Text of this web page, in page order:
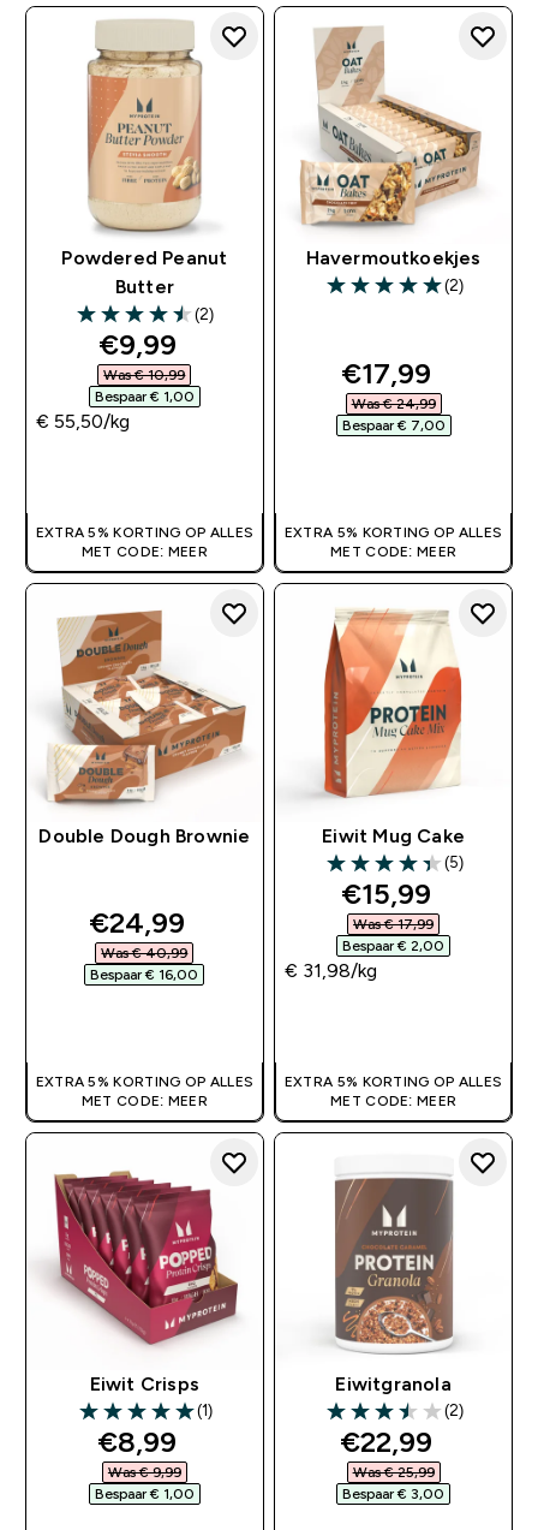
Powdered Peanut
Butter
4.5 out of 5 stars
(2)
discounted price
€9,99‎
Was € 10,99‎
Bespaar € 1,00‎
€ 55,50‎/kg
EXTRA 5% KORTING OP ALLES
MET CODE: MEER
Havermoutkoekjes
5 out of 5 stars
(2)
discounted
€17,99‎
Was € 24,99‎
Bespaar € 7,00‎
EXTRA 5% KORTING OP ALLES
MET CODE: MEER
Double Dough Brownie
discounted price
€24,99‎
Was € 40,99‎
Bespaar € 16,00‎
EXTRA 5% KORTING OP ALLES
MET CODE: MEER
Eiwit Mug Cake
4.4 out of 5 stars
(5)
discounted
€15,99‎
Was € 17,99‎
Bespaar € 2,00‎
€ 31,98‎/kg
EXTRA 5% KORTING OP ALLES
MET CODE: MEER
Eiwit Crisps
5 out of 5 stars
(1)
discounted price
€8,99‎
Was € 9,99‎
Bespaar € 1,00‎
Eiwitgranola
3.5 out of 5 stars
(2)
discounted
€22,99‎
Was € 25,99‎
Bespaar € 3,00‎